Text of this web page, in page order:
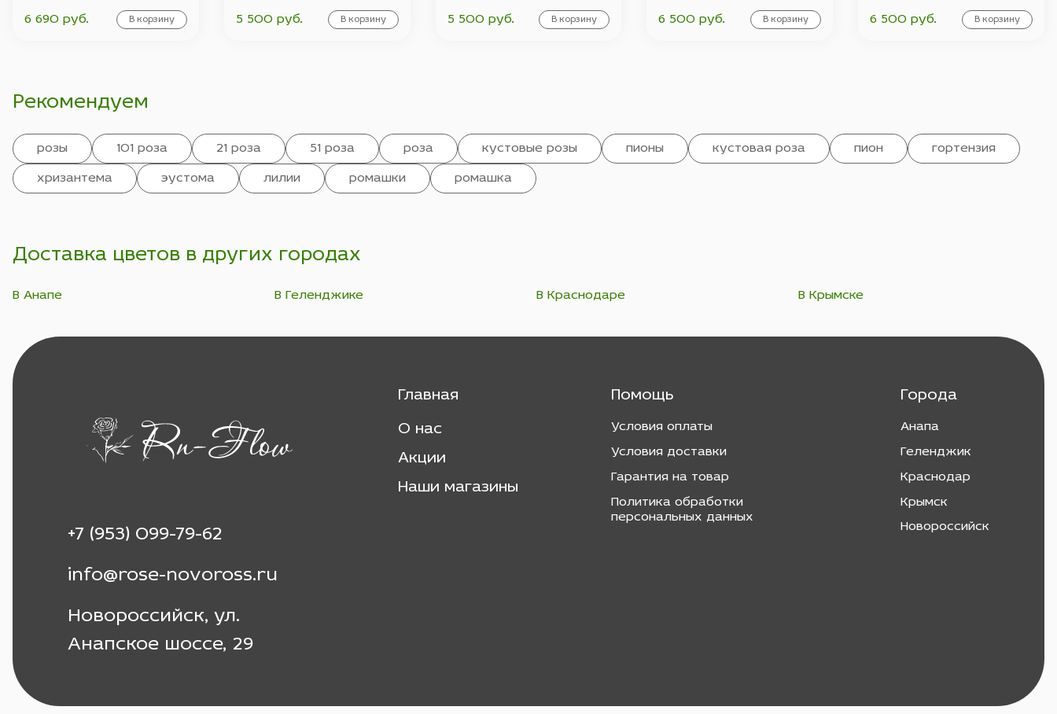
6 690 руб. В корзину 5 500 руб. В корзину 5 500 руб. В корзину 6 500 руб. В корзину 6 500 руб. В корзину
Рекомендуем
розы 101 роза 21 роза 51 роза роза кустовые розы пионы кустовая роза пион гортензия
хризантема эустома лилии ромашки ромашка
Доставка цветов в других городах
В Анапе В Геленджике В Краснодаре В Крымске
+7 (953) 099-79-62
info@rose-novoross.ru
Новороссийск, ул.
Анапское шоссе, 29
Главная
О нас
Акции
Наши магазины
Помощь
Условия оплаты
Условия доставки
Гарантия на товар
Политика обработки
персональных данных
Города
Анапа
Геленджик
Краснодар
Крымск
Новороссийск